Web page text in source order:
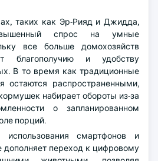
таких как Эр-Рияд и Джидда,
спрос на умные
все больше домохозяйств
благополучию и удобству
В то время как традиционные
остаются распространенными,
набирает обороты из-за
о запланированном
порций.
использования смартфонов и
дополняет переход к цифровому